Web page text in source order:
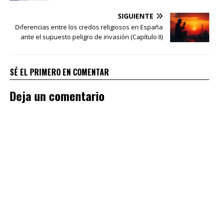
SIGUIENTE
Diferencias entre los credos religiosos en España
ante el supuesto peligro de invasión (Capítulo II)
SÉ EL PRIMERO EN COMENTAR
Deja un comentario